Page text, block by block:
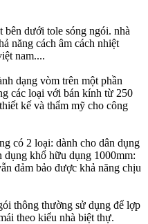
dưới tole sóng ngói. nhà
năng cách âm cách nhiệt
nam....
dạng vòm trên một phần
các loại với bán kính từ 250
kế và thẩm mỹ cho công
có 2 loại: dành cho dân dụng
dụng khổ hữu dụng 1000mm:
đảm bảo được khả năng chịu
thông thường sử dụng để lợp
theo kiểu nhà biệt thự.